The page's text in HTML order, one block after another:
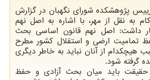
پژوهشکده شورای نگهبان در گزارش
به نقل از مهر، با اشاره به اصل نهم
داشت: اصل نهم قانون اساسی بحث
تمامیت ارضی و استقلال کشور مطرح
هیچکدام از آنان نباید به خاطر دیگری
گرفته شود.
حقیقت باید میان بحث آزادی و حفظ